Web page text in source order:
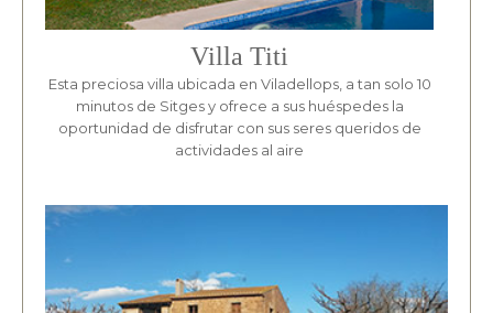
Villa Titi
Esta preciosa villa ubicada en Viladellops, a tan solo 10
minutos de Sitges y ofrece a sus huéspedes la
oportunidad de disfrutar con sus seres queridos de
actividades al aire